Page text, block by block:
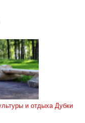
и отдыха Дубки